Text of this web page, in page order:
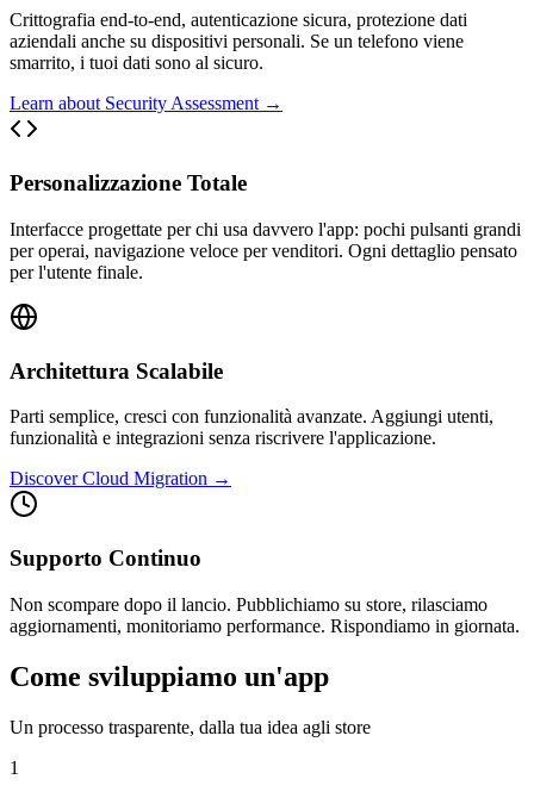
Crittografia end-to-end, autenticazione sicura, protezione dati
aziendali anche su dispositivi personali. Se un telefono viene
smarrito, i tuoi dati sono al sicuro.
Learn about Security Assessment →
Personalizzazione Totale
Interfacce progettate per chi usa davvero l'app: pochi pulsanti grandi
per operai, navigazione veloce per venditori. Ogni dettaglio pensato
per l'utente finale.
Architettura Scalabile
Parti semplice, cresci con funzionalità avanzate. Aggiungi utenti,
funzionalità e integrazioni senza riscrivere l'applicazione.
Discover Cloud Migration →
Supporto Continuo
Non scompare dopo il lancio. Pubblichiamo su store, rilasciamo
aggiornamenti, monitoriamo performance. Rispondiamo in giornata.
Come sviluppiamo un'app
Un processo trasparente, dalla tua idea agli store
1